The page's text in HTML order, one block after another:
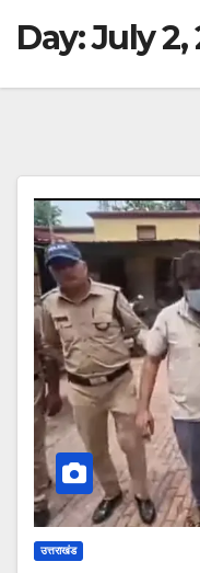
Day:July 2,
उत्तराखंड